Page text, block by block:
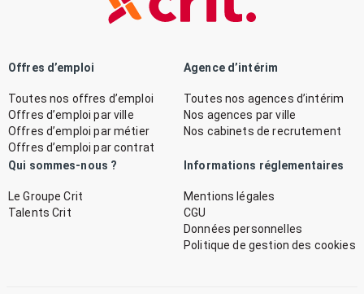
Offres d’emploi
Toutes nos offres d’emploi
Offres d’emploi par ville
Offres d’emploi par métier
Offres d’emploi par contrat
Agence d’intérim
Toutes nos agences d’intérim
Nos agences par ville
Nos cabinets de recrutement
Qui sommes-nous ?
Le Groupe Crit
Talents Crit
Informations réglementaires
Mentions légales
CGU
Données personnelles
Politique de gestion des cookies